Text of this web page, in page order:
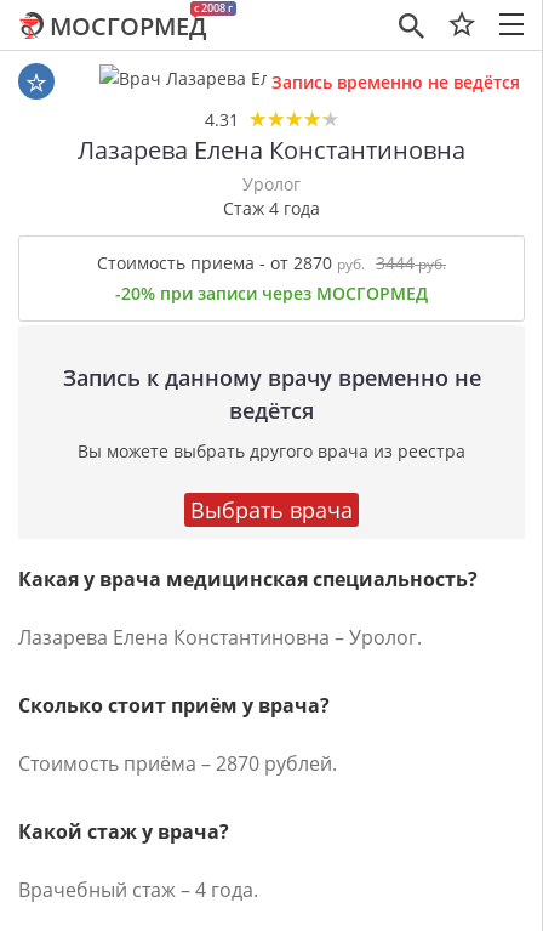
×
c 2008 г
МОСГОРМЕД
Запись временно не ведётся
4.31 ★★★★★
★★★★★
Лазарева Елена Константиновна
Уролог
Стаж 4 года
Стоимость приема - от 2870 руб. 3444руб.
-20% при записи через МОСГОРМЕД
Запись к данному врачу временно не
ведётся
Вы можете выбрать другого врача из реестра
Выбрать врача
Какая у врача медицинская специальность?
Лазарева Елена Константиновна – Уролог.
Сколько стоит приём у врача?
Стоимость приёма – 2870 рублей.
Какой стаж у врача?
Врачебный стаж – 4 года.